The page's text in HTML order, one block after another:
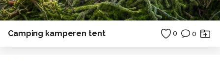
Camping kamperen tent 0 0